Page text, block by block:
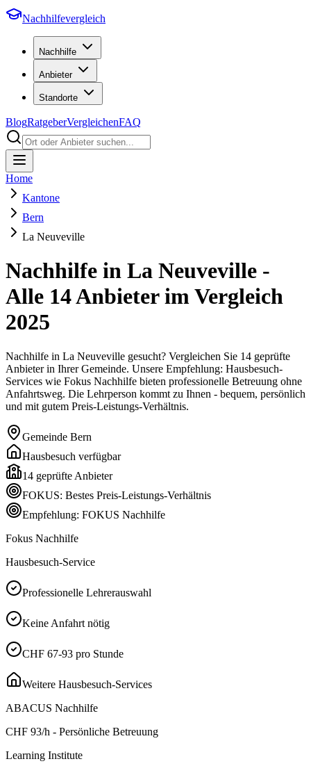
Nachhilfevergleich
Nachhilfe
Anbieter
Standorte
BlogRatgeberVergleichenFAQ
Home
Kantone
Bern
La Neuveville
Nachhilfe in La Neuveville -
Alle 14Anbieter im Vergleich
2025
Nachhilfe in La Neuveville gesucht? Vergleichen Sie 14 geprüfte
Anbieter in Ihrer Gemeinde. Unsere Empfehlung: Hausbesuch-
Services wie Fokus Nachhilfe bieten professionelle Betreuung ohne
Anfahrtsweg. Die Lehrperson kommt zu Ihnen - bequem, persönlich
und mit gutem Preis-Leistungs-Verhältnis.
Gemeinde Bern
Hausbesuch verfügbar
14 geprüfte Anbieter
FOKUS: Bestes Preis-Leistungs-Verhältnis
Empfehlung: FOKUS Nachhilfe
Fokus Nachhilfe
Hausbesuch-Service
Professionelle Lehrerauswahl
Keine Anfahrt nötig
CHF 67-93 pro Stunde
Weitere Hausbesuch-Services
ABACUS Nachhilfe
CHF 93/h - Persönliche Betreuung
Learning Institute